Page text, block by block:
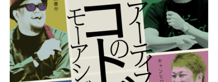
FREE SCHOOL
STORE
MESSAGE
STORY